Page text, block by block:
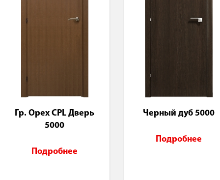
Гр. Орех CPL Дверь
5000
Подробнее
Черный дуб 5000
Подробнее